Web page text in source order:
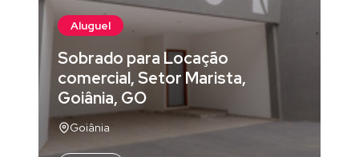
Aluguel
Sobrado para Locação
comercial, Setor Marista,
Goiânia, GO
Goiânia